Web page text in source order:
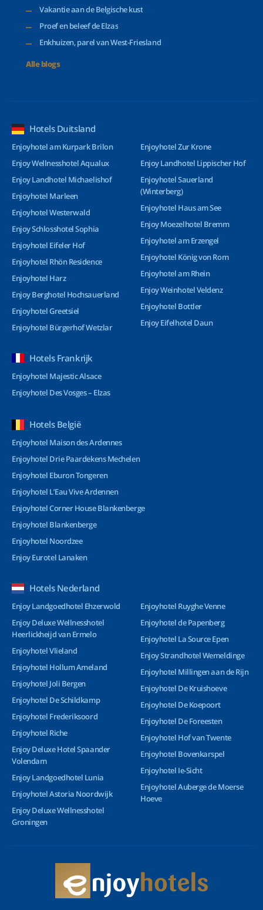
Vakantie aan de Belgische kust
Proef en beleef de Elzas
Enkhuizen, parel van West-Friesland
Alle blogs
Hotels Duitsland
Enjoyhotel am Kurpark Brilon
Enjoy Wellnesshotel Aqualux
Enjoy Landhotel Michaelishof
Enjoyhotel Marleen
Enjoyhotel Westerwald
Enjoy Schlosshotel Sophia
Enjoyhotel Eifeler Hof
Enjoyhotel Rhön Residence
Enjoyhotel Harz
Enjoy Berghotel Hochsauerland
Enjoyhotel Greetsiel
Enjoyhotel Bürgerhof Wetzlar
Enjoyhotel Zur Krone
Enjoy Landhotel Lippischer Hof
Enjoyhotel Sauerland
(Winterberg)
Enjoyhotel Haus am See
Enjoy Moezelhotel Bremm
Enjoyhotel am Erzengel
Enjoyhotel König von Rom
Enjoyhotel am Rhein
Enjoy Weinhotel Veldenz
Enjoyhotel Bottler
Enjoy Eifelhotel Daun
Hotels Frankrijk
Enjoyhotel Majestic Alsace
Enjoyhotel Des Vosges – Elzas
Hotels België
Enjoyhotel Maison des Ardennes
Enjoyhotel Drie Paardekens Mechelen
Enjoyhotel Eburon Tongeren
Enjoyhotel L’Eau Vive Ardennen
Enjoyhotel Corner House Blankenberge
Enjoyhotel Blankenberge
Enjoyhotel Noordzee
Enjoy Eurotel Lanaken
Hotels Nederland
Enjoy Landgoedhotel Ehzerwold
Enjoy Deluxe Wellnesshotel
Heerlickheijd van Ermelo
Enjoyhotel Vlieland
Enjoyhotel Hollum Ameland
Enjoyhotel Joli Bergen
Enjoyhotel De Schildkamp
Enjoyhotel Frederiksoord
Enjoyhotel Riche
Enjoy Deluxe Hotel Spaander
Volendam
Enjoy Landgoedhotel Lunia
Enjoyhotel Astoria Noordwijk
Enjoy Deluxe Wellnesshotel
Groningen
Enjoyhotel Ruyghe Venne
Enjoyhotel de Papenberg
Enjoyhotel La Source Epen
Enjoy Strandhotel Wemeldinge
Enjoyhotel Millingen aan de Rijn
Enjoyhotel De Kruishoeve
Enjoyhotel De Koepoort
Enjoyhotel De Foreesten
Enjoyhotel Hof van Twente
Enjoyhotel Bovenkarspel
Enjoyhotel Ie-Sicht
Enjoyhotel Auberge de Moerse
Hoeve